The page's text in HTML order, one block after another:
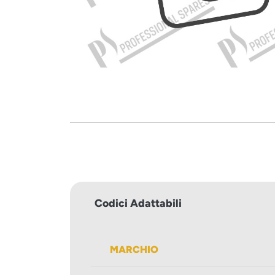
Codici Adattabili
MARCHIO